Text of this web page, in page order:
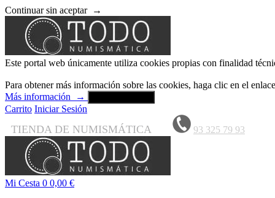
Continuar sin aceptar →
Este portal web únicamente utiliza cookies propias con finalidad
Para obtener más información sobre las cookies, haga clic en el
Más información
→
Carrito Iniciar Sesión
TIENDA DE NUMISMÁTICA 93 325 79 93
Mi Cesta 0 0,00 €